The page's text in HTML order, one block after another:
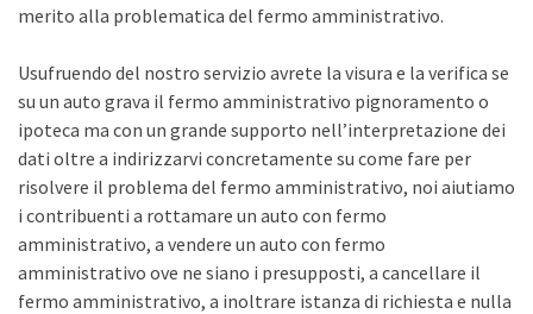
merito alla problematica del fermo amministrativo.
Usufruendo del nostro servizio avrete la visura e la verifica se
su un auto grava il fermo amministrativo pignoramento o
ipoteca ma con un grande supporto nell’interpretazione dei
dati oltre a indirizzarvi concretamente su come fare per
risolvere il problema del fermo amministrativo, noi aiutiamo
i contribuenti a rottamare un auto con fermo
amministrativo, a vendere un auto con fermo
amministrativo ove ne siano i presupposti, a cancellare il
fermo amministrativo, a inoltrare istanza di richiesta e nulla